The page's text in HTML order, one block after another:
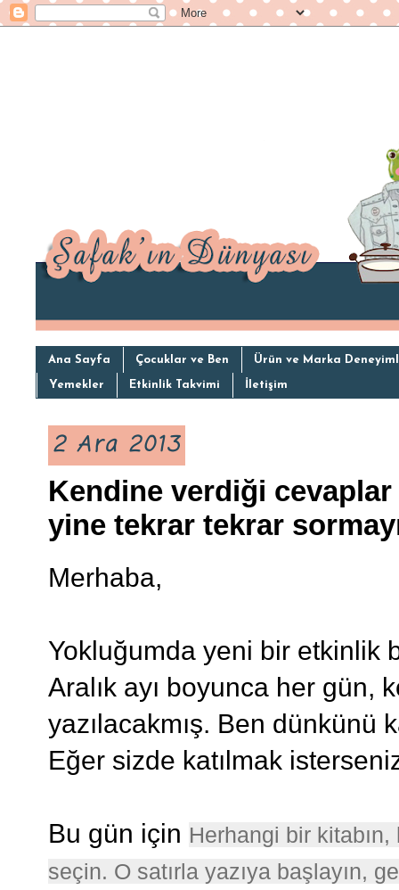
Ana Sayfa Çocuklar ve Ben Ürün ve Marka
Yemekler Etkinlik Takvimi İletişim
2 Ara 2013
Kendine verdiği
yine tekrar tekrar
Merhaba,
Yokluğumda yeni bir etkinlik
Aralık ayı boyunca her gün,
yazılacakmış. Ben dünkünü
Eğer sizde katılmak
Bu gün için Herhangi bir kitabın,
seçin. O satırla yazıya başlayın,